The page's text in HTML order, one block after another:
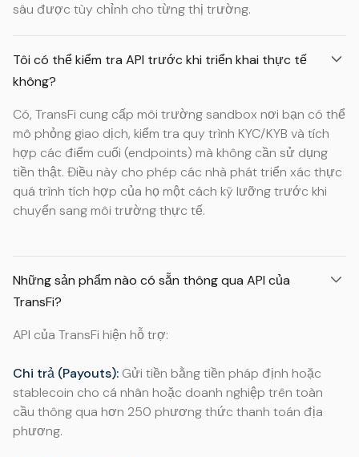
sâu được tùy chỉnh cho từng thị trường.
Tôi có thể kiểm tra API trước khi triển khai thực tế
không?
Có, TransFi cung cấp môi trường sandbox nơi bạn có thể
mô phỏng giao dịch, kiểm tra quy trình KYC/KYB và tích
hợp các điểm cuối (endpoints) mà không cần sử dụng
tiền thật. Điều này cho phép các nhà phát triển xác thực
quá trình tích hợp của họ một cách kỹ lưỡng trước khi
chuyển sang môi trường thực tế.
Những sản phẩm nào có sẵn thông qua API của
TransFi?
API của TransFi hiện hỗ trợ:
Chi trả (Payouts): Gửi tiền bằng tiền pháp định hoặc
stablecoin cho cá nhân hoặc doanh nghiệp trên toàn
cầu thông qua hơn 250 phương thức thanh toán địa
phương.